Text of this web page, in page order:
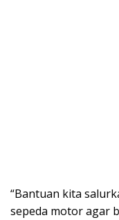
“Bantuan kita
sepeda motor agar